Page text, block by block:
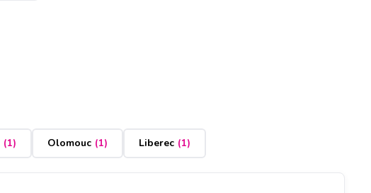
(1) Olomouc (1) Liberec (1)